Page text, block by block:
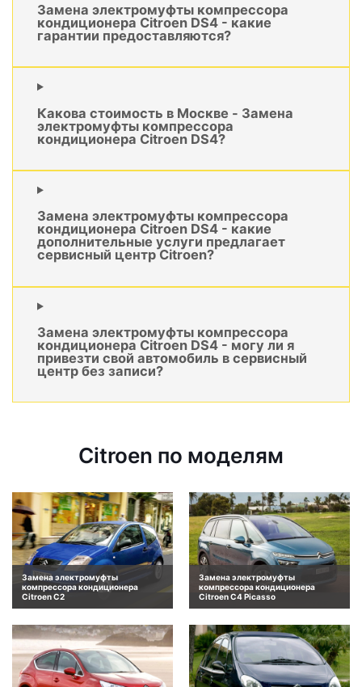
Замена электромуфты компрессора
кондиционера Citroen DS4 - какие
гарантии предоставляются?
Какова стоимость в Москве - Замена
электромуфты компрессора
кондиционера Citroen DS4?
Замена электромуфты компрессора
кондиционера Citroen DS4 - какие
дополнительные услуги предлагает
сервисный центр Citroen?
Замена электромуфты компрессора
кондиционера Citroen DS4 - могу ли я
привезти свой автомобиль в сервисный
центр без записи?
Citroen по моделям
Замена электромуфты
компрессора кондиционера
Citroen C2
Замена электромуфты
компрессора кондиционера
Citroen C4 Picasso